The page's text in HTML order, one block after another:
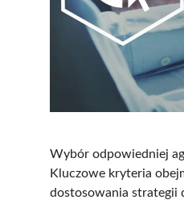
Wybór odpowiedniej
Kluczowe kryteria
dostosowania strategii